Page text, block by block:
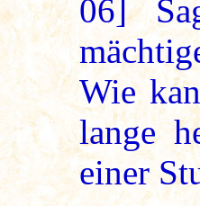
06]
Wie
lange
einer